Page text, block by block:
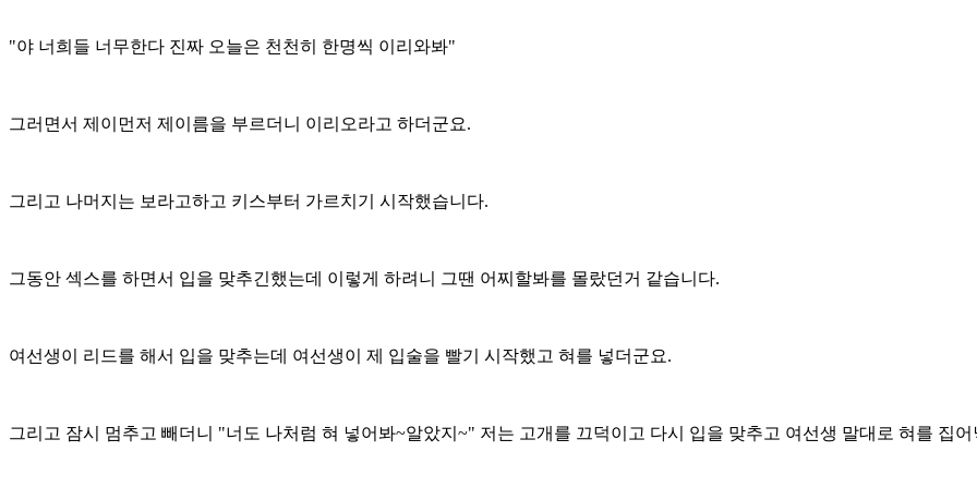
"야 너희들 너무한다 진짜 오늘은 천천히 한명씩 이리와봐"
그러면서 제이먼저 제이름을 부르더니 이리오라고 하더군요.
그리고 나머지는 보라고하고 키스부터 가르치기 시작했습니다.
그동안 섹스를 하면서 입을 맞추긴했는데 이렇게 하려니 그땐 어찌할봐를 몰랐던거 같습니다.
여선생이 리드를 해서 입을 맞추는데 여선생이 제 입술을 빨기 시작했고 혀를 넣더군요.
그리고 잠시 멈추고 빼더니 "너도 나처럼 혀 넣어봐~알았지~" 저는 고개를 끄덕이고 다시 입을 맞추고 여선생 말대로 혀를 집어